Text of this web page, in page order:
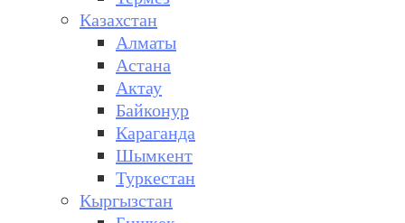
Казахстан
Алматы
Астана
Актау
Байконур
Караганда
Шымкент
Туркестан
Кыргызстан